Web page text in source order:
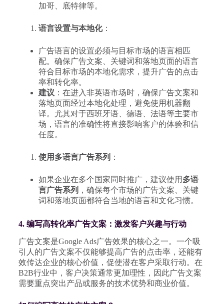
加哥、底特律等。
语言设置与本地化：
广告语言的设置必须与目标市场的语言相匹
配。确保广告文案、关键词和落地页面的语言
符合目标市场的本地化需求，提升广告的点击
率和转化率。
建议 ：在进入非英语市场时，确保广告文案和
落地页面经过本地化处理，避免使用机器翻
译。尤其对于西班牙语、德语、法语等主要市
场，语言的准确性将直接影响客户的体验和信
任度。
使用多语言广告系列 ：
如果企业在多个国家同时推广，建议使用 多语
言广告系列 ，确保每个市场的广告文案、关键
词和落地页面都符合当地的语言和文化习惯。
4. 编写高转化率广告文案：激发客户兴趣与行动
广告文案是Google Ads广告效果的核心之一。一个吸
引人的广告文案不仅能够提高广告的点击率，还能有
效传达企业的核心价值，促使潜在客户采取行动。在
B2B行业中，客户决策通常更加理性，因此广告文案
需要重点突出产品或服务的技术优势和商业价值。